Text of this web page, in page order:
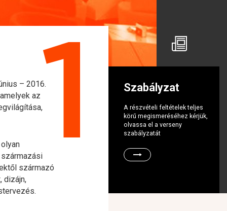
Szabályzat
A részvételi feltételek teljes
körű megismeréséhez kérjük,
olvassa el a verseny
szabályzatát
1
– 2016.
az
származó
dizájn,